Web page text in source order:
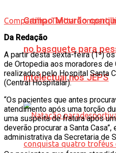
Campo Mourão
no basquete para
intelectual nos JEPS
CompartilharTwittar
Da Redação
A partir desta sexta-feira (1º)
de Ortopedia aos moradores
realizados pelo Hospital Santa
(Central Hospitalar).
“Os pacientes que antes
atendimento após uma torção
uma suspeita de fratura após
deverão procurar a Santa
administrativa da Secretaria de